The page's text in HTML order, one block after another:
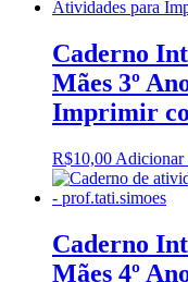
Caderno
Mães 3º
Imprimir
R$10,00 Adicionar
Caderno
Mães 4º